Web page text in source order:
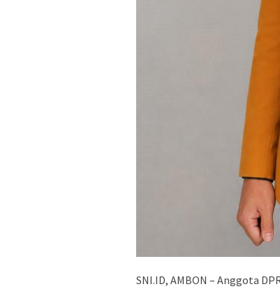
SNI.ID, AMBON – Anggota